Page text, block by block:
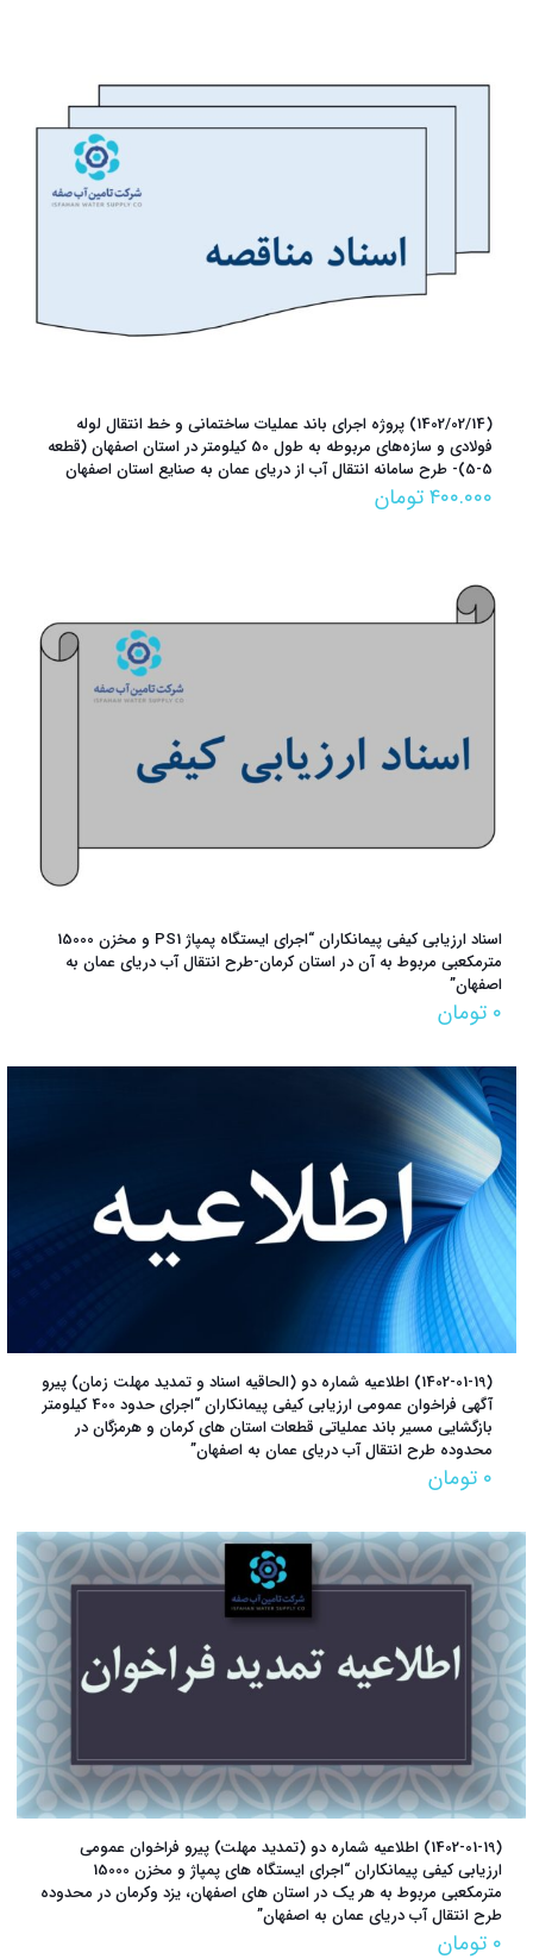
(1402/02/14) پروژه اجرای باند عملیات ساختمانی و خط انتقال لوله
فولادی و سازه‌های مربوطه به طول 50 کیلومتر در استان اصفهان (قطعه
5-5)- طرح سامانه انتقال آب از دریای عمان به صنایع استان اصفهان
۴۰۰.۰۰۰تومان
اسناد ارزیابی کیفی پیمانکاران “اجرای ایستگاه پمپاژ PS1 و مخزن 15000
مترمکعبی مربوط به آن در استان کرمان-طرح انتقال آب دریای عمان به
اصفهان”
۰ تومان
(1402-01-19) اطلاعیه شماره دو (الحاقیه اسناد و تمدید مهلت زمان) پیرو
آگهی فراخوان عمومی ارزیابی کیفی پیمانکاران “اجرای حدود 400 کیلومتر
بازگشایی مسیر باند عملیاتی قطعات استان های کرمان و هرمزگان در
محدوده طرح انتقال آب دریای عمان به اصفهان”
۰ تومان
(1402-01-19) اطلاعیه شماره دو (تمدید مهلت) پیرو فراخوان عمومی
ارزیابی کیفی پیمانکاران “اجرای ایستگاه های پمپاژ و مخزن 15000
مترمکعبی مربوط به هر یک در استان های اصفهان، یزد وکرمان در محدوده
طرح انتقال آب دریای عمان به اصفهان”
۰ تومان